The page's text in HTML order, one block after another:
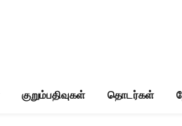
குறும்பதிவுகள் தொடர்கள்